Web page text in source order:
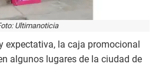
Ultimanoticia
expectativa, la caja promocional
algunos lugares de la ciudad de